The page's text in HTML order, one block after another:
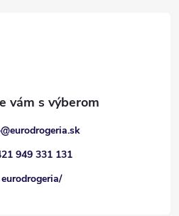
@eurodrogeria.sk
949 331 131
eurodrogeria/